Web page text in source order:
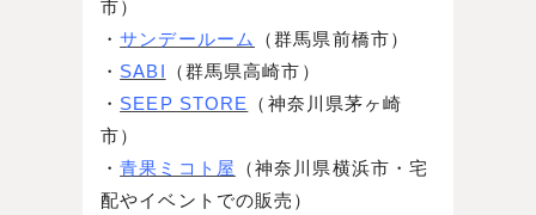
市）
・サンデールーム
（群馬県前橋市）
・ SABI （群馬県高崎市）
・ SEEP STORE
（神奈川県茅ヶ崎
市）
・青果ミコト屋
（神奈川県横浜市・宅
配やイベントでの販売）